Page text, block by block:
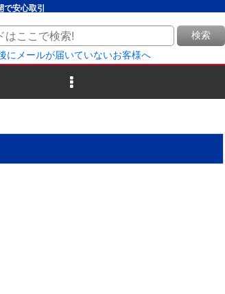
安心取引
検索
にメールが届いていないお客様へ